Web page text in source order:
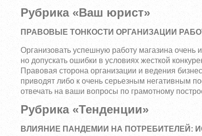
Рубрика «Ваш юрист»
ПРАВОВЫЕ ТОНКОСТИ ОРГАНИЗАЦИИ
Организовать успешную работу магазина очень
но допускать ошибки в условиях жесткой
Правовая сторона организации и ведения
приводят либо к очень серьезным негативным
отвечать на ваши вопросы по грамотному
Рубрика «Тенденции»
ВЛИЯНИЕ ПАНДЕМИИ НА ПОТРЕБИТЕЛЕЙ: